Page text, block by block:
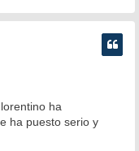
ha
ha puesto serio y